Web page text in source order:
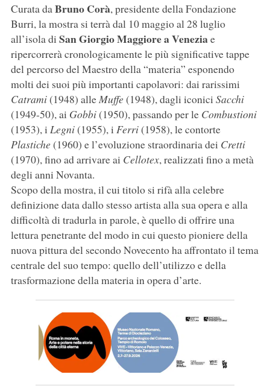
Curata daBruno Corà, presidente della Fondazione
Burri, la mostra si terrà dal 10 maggio al 28 luglio
all’isola di San Giorgio Maggiore a Veneziae
ripercorrerà cronologicamente le più significative tappe
del percorso del Maestro della “materia” esponendo
molti dei suoi più importanti capolavori: dai rarissimi
Catrami(1948) alleMuffe(1948), dagli iconici Sacchi
(1949-50), ai Gobbi(1950), passando per le Combustioni
(1953), i Legni(1955), i Ferri(1958), le contorte
Plastiche(1960) e l’evoluzione straordinaria dei Cretti
(1970), fino ad arrivare ai Cellotex, realizzati fino a metà
degli anni Novanta.
Scopo della mostra, il cui titolo si rifà alla celebre
definizione data dallo stesso artista alla sua opera e alla
difficoltà di tradurla in parole, è quello di offrire una
lettura penetrante del modo in cui questo pioniere della
nuova pittura del secondo Novecento ha affrontato il tema
centrale del suo tempo: quello dell’utilizzo e della
trasformazione della materia in opera d’arte.